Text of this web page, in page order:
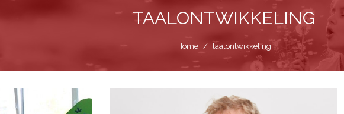
TAALONTWIKKELING
Home / taalontwikkeling